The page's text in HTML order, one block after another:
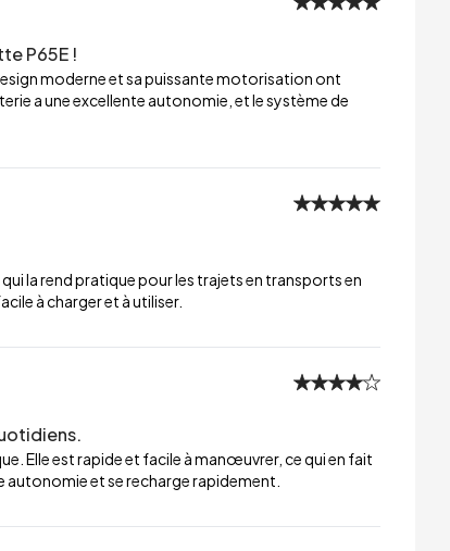
P65E !
moderne et sa puissante motorisation ont
a une excellente autonomie, et le système de
la rend pratique pour les trajets en transports en
à charger et à utiliser.
Elle est rapide et facile à manœuvrer, ce qui en fait
et se recharge rapidement.